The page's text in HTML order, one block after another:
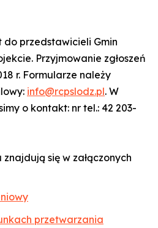
do przedstawicieli Gmin
Przyjmowanie zgłoszeń
r. Formularze należy
info@rcpslodz.pl. W
o kontakt: nr tel.: 42 203-
się w załączonych
przetwarzania